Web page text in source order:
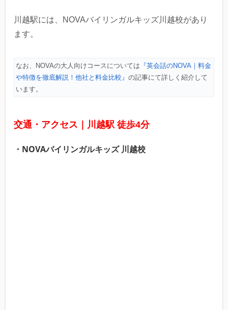
川越駅には、NOVAバイリンガルキッズ川越校があり
ます。
なお、NOVAの大人向けコースについては 『英会話のNOVA｜料金
や特徴を徹底解説！他社と料金比較』 の記事にて詳しく紹介して
います。
交通・アクセス｜川越駅 徒歩4分
・NOVAバイリンガルキッズ 川越校